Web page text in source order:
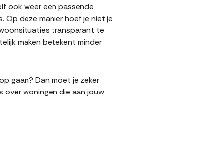
ook weer een passende
Op deze manier hoef je niet je
transparant te
maken betekent minder
gaan? Dan moet je zeker
over woningen die aan jouw